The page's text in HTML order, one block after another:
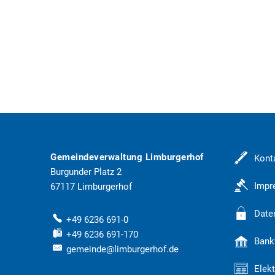
Gemeindeverwaltung Limburgerhof
Burgunder Platz 2
67117 Limburgerhof
+49 6236 691-0
+49 6236 691-170
gemeinde@limburgerhof.de